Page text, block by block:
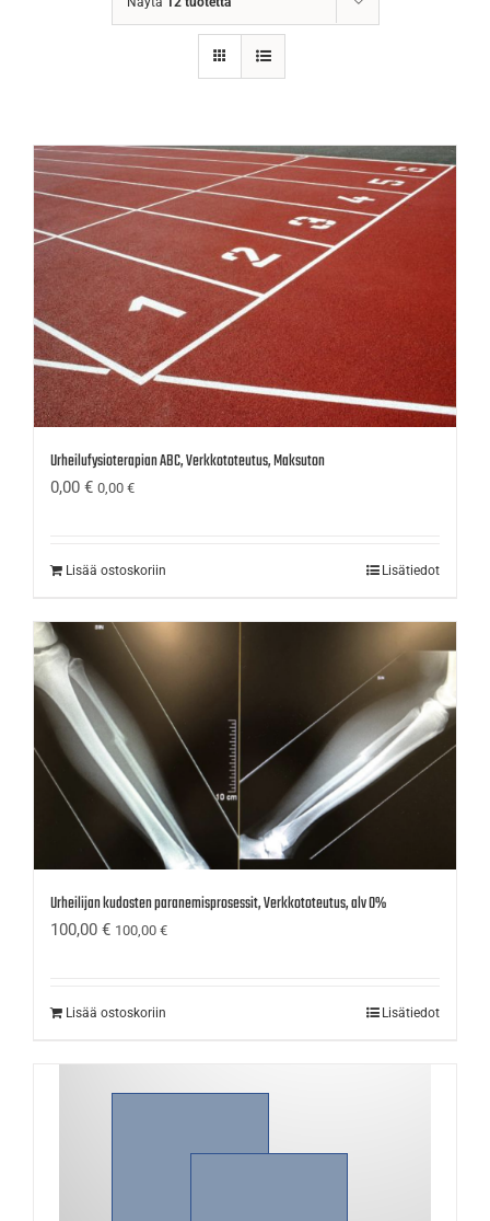
Urheilufysioterapian ABC, Verkkototeutus, Maksuton
0,00 € 0,00 €
Lisää ostoskoriin Lisätiedot
Urheilijan kudosten paranemisprosessit, Verkkototeutus, alv 0%
100,00 € 100,00 €
Lisää ostoskoriin Lisätiedot